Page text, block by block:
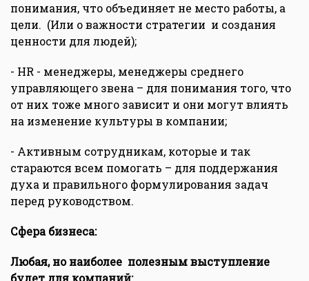
понимания, что объединяет не место работы, а
цели. (Или о важности стратегии и создания
ценности для людей);
- HR - менеджеры, менеджеры среднего
управляющего звена – для понимания того, что
от них тоже много зависит и они могут влиять
на изменение культуры в компании;
- Активным сотрудникам, которые и так
стараются всем помогать – для поддержания
духа и правильного формулирования задач
перед руководством.
Сфера бизнеса:
Любая, но наиболее полезным выступление
будет для компаний: